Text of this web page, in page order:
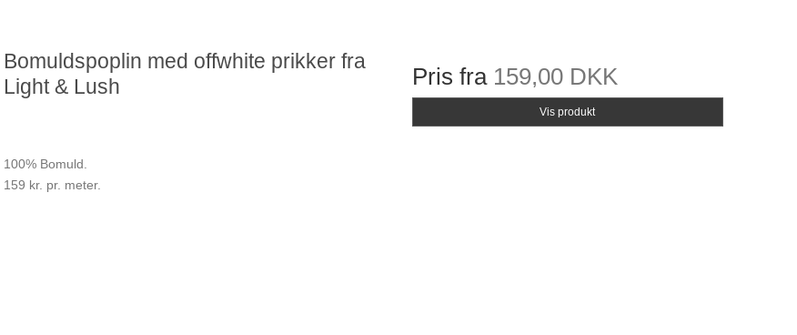
Bomuldspoplin med offwhite prikker fra
Light & Lush
100% Bomuld.
159 kr. pr. meter.
Pris fra 159,00 DKK
Vis produkt